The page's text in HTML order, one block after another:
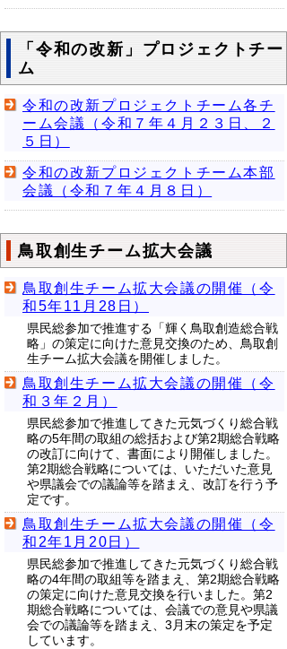
「令和の改新」プロジェクトチー
ム
令和の改新プロジェクトチーム各チ
ーム会議（令和７年４月２３日、２
５日）
令和の改新プロジェクトチーム本部
会議（令和７年４月８日）
鳥取創生チーム拡大会議
鳥取創生チーム拡大会議の開催（令
和5年11月28日）
県民総参加で推進する「輝く鳥取創造総合戦
略」の策定に向けた意見交換のため、鳥取創
生チーム拡大会議を開催しました。
鳥取創生チーム拡大会議の開催（令
和３年２月）
県民総参加で推進してきた元気づくり総合戦
略の5年間の取組の総括および第2期総合戦略
の改訂に向けて、書面により開催しました。
第2期総合戦略については、いただいた意見
や県議会での議論等を踏まえ、改訂を行う予
定です。
鳥取創生チーム拡大会議の開催（令
和2年1月20日）
県民総参加で推進してきた元気づくり総合戦
略の4年間の取組等を踏まえ、第2期総合戦略
の策定に向けた意見交換を行いました。第2
期総合戦略については、会議での意見や県議
会での議論等を踏まえ、3月末の策定を予定
しています。